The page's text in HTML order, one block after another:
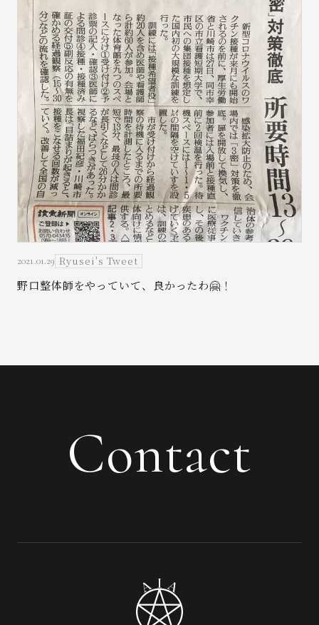
2021.01.29 Ryusei's Tweet
野口整体師をやっていて、良かったわ🤗！
Contact